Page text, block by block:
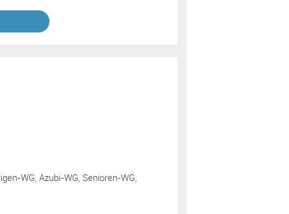
WG, Azubi-WG, Senioren-WG,